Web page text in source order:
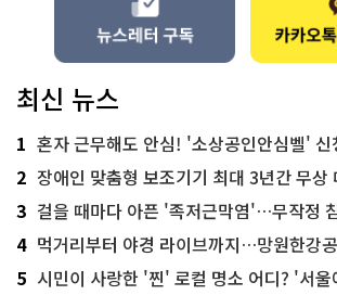
최신 뉴스
1 혼자 근무해도 안심! '소상공인안심벨' 신
2 장애인 맞춤형 보조기기 최대 3년간 무상 대여
3 걸을 때마다 아픈 '족저근막염'…무작정 참지 말
4 먹거리부터 야경 라이브까지…망원한강
5 시민이 사랑한 '찐' 로컬 명소 어디? '서울에